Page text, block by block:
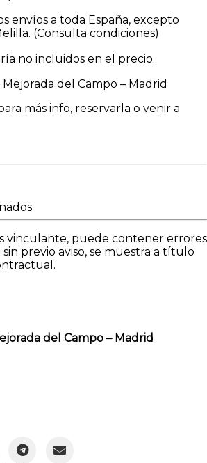
envíos a toda España, excepto
(Consulta condiciones)
no incluidos en el precio.
Mejorada del Campo – Madrid
más info, reservarla o venir a
vinculante, puede contener errores
previo aviso, se muestra a título
del Campo – Madrid